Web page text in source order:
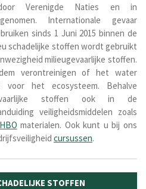
Verenigde Naties en in
Internationale gevaar
sinds 1 Juni 2015 binnen de
schadelijke stoffen wordt gebruikt
milieugevaarlijke stoffen.
verontreinigen of het water
voor het ecosysteem. Behalve
stoffen ook in de
veiligheidsmiddelen zoals
materialen. Ook kunt u bij ons
cursussen.
STOFFEN